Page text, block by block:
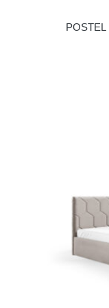
POSTEL